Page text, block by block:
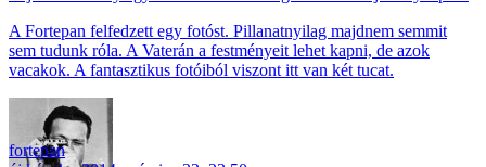
A Fortepan felfedzett egy fotóst. Pillanatnyilag majdnem semmit
sem tudunk róla. A Vaterán a festményeit lehet kapni, de azok
vacakok. A fantasztikus fotóiból viszont itt van két tucat.
fortepan